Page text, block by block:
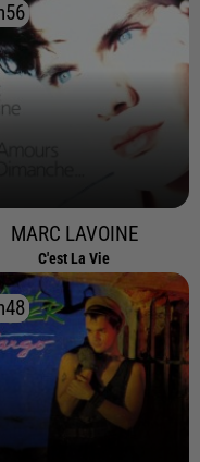
MARC LAVOINE
C'est La Vie